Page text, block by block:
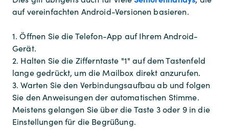
auf vereinfachten Android-Versionen basieren.
1. Öffnen Sie die Telefon-App auf Ihrem Android-
Gerät.
2. Halten Sie die Zifferntaste "1" auf dem Tastenfeld
lange gedrückt, um die Mailbox direkt anzurufen.
3. Warten Sie den Verbindungsaufbau ab und folgen
Sie den Anweisungen der automatischen Stimme.
Meistens gelangen Sie über die Taste 3 oder 9 in die
Einstellungen für die Begrüßung.